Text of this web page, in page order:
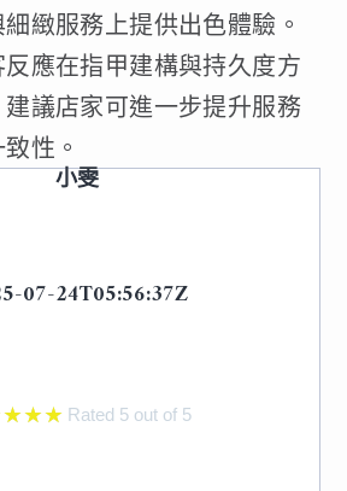
緻服務上提供出色體驗。
應在指甲建構與持久度方
議店家可進一步提升服務
性。
小雯
07-24T05:56:37Z
★★★ Rated 5 out of 5